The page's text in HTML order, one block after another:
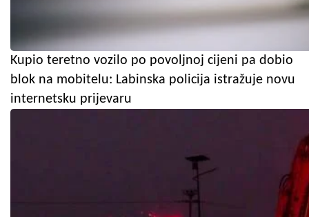
Kupio teretno vozilo po povoljnoj cijeni pa dobio
blok na mobitelu: Labinska policija istražuje novu
internetsku prijevaru